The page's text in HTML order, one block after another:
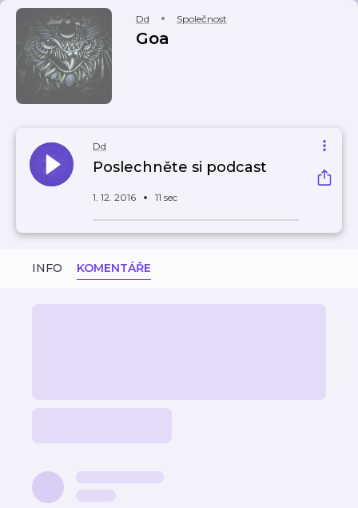
Dd Společnost
Goa
Dd
Poslechněte si podcast
1. 12. 2016 11 sec
INFO KOMENTÁŘE